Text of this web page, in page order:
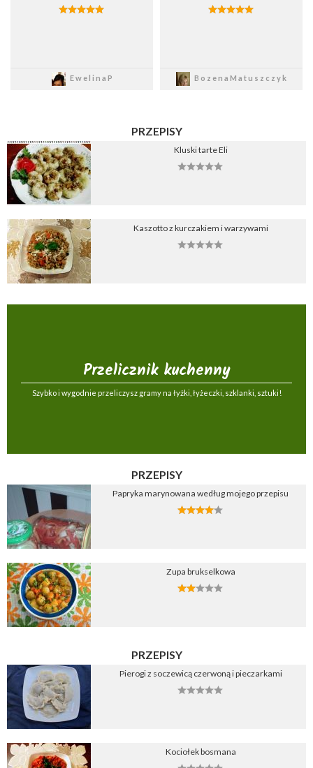
EwelinaP
Zapisz
BozenaMatuszczyk
PRZEPISY
Kluski tarte Eli
Kaszotto z kurczakiem i warzywami
Przelicznik kuchenny
Szybko i wygodnie przeliczysz gramy na łyżki, łyżeczki, szklanki, sztuki!
PRZEPISY
Papryka marynowana według mojego przepisu
Zupa brukselkowa
PRZEPISY
Pierogi z soczewicą czerwoną i pieczarkami
Kociołek bosmana